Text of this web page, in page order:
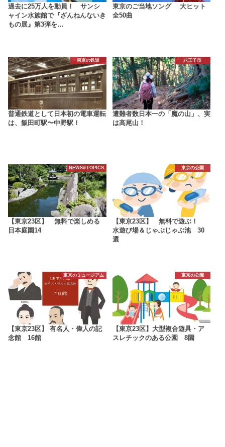
過去に25万人を動員！ サンシ
ャイン水族館で『ざんねんないき
もの展』第3弾を…
東京のご当地ソング 大ヒット
全50曲
東京の鉄道
普通鉄道として日本初の電車運転
は、飯田町駅〜中野駅！
八王子市
遭難者数日本一の「魔の山」、実
は高尾山！
NEWS&TOPICS
【東京23区】 無料で楽しめる
日本庭園14
東京の公園
【東京23区】 無料で遊ぶ！
水遊び場＆じゃぶじゃぶ池 30
選
東京のミュージアム
【東京23区】 有名人・偉人の記
念館 16館
東京の公園
【東京23区】大型複合遊具・ア
スレチックのある公園 8園